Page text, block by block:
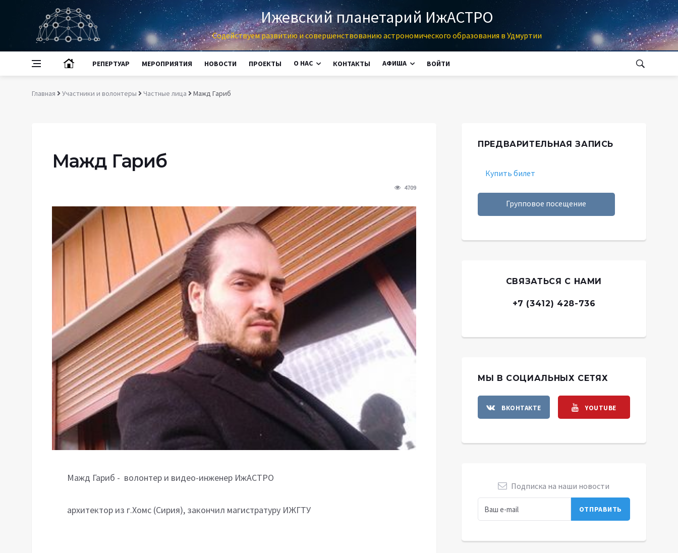
Ижевский планетарий ИжАСТРО
Содействуем развитию и совершенствованию астрономического образования в Удмуртии
РЕПЕРТУАР МЕРОПРИЯТИЯ НОВОСТИ ПРОЕКТЫ О НАС КОНТАКТЫ АФИША ВОЙТИ
Главная Участники и волонтеры Частные лица Мажд Гариб
Мажд Гариб
4709
Мажд Гариб - волонтер и видео-инженер ИжАСТРО
архитектор из г.Хомс (Сирия), закончил магистратуру ИЖГТУ
ПРЕДВАРИТЕЛЬНАЯ ЗАПИСЬ
Купить билет
Групповое посещение
СВЯЗАТЬСЯ С НАМИ
+7 (3412) 428-736
МЫ В СОЦИАЛЬНЫХ СЕТЯХ
ВКОНТАКТЕ YOUTUBE
Подписка на наши новости